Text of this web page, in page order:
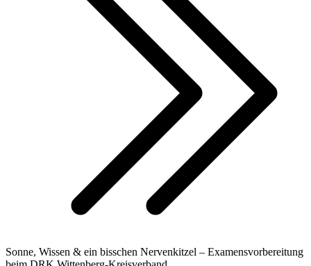
Sonne, Wissen & ein bisschen Nervenkitzel – Examensvorbereitung